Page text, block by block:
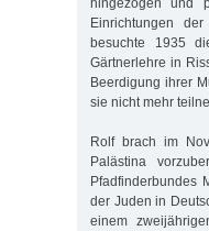
Einrichtungen
besuchte 1935
Gärtnerlehre in
Beerdigung ihrer
sie nicht mehr
Rolf brach im
Palästina
Pfadfinderbundes
der Juden in
einem